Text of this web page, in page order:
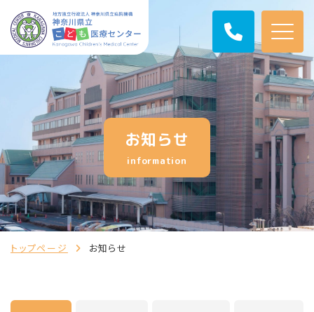
お知らせ
information
トップページ お知らせ